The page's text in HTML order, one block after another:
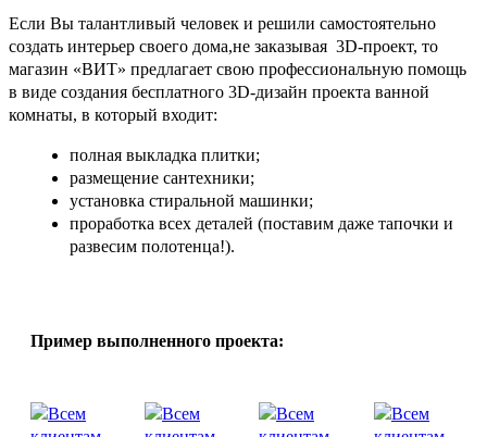
Если Вы талантливый человек и решили самостоятельно
создать интерьер своего дома,не заказывая 3D-проект, то
магазин «ВИТ» предлагает свою профессиональную помощь
в виде создания бесплатного 3D-дизайн проекта ванной
комнаты, в который входит:
полная выкладка плитки;
размещение сантехники;
установка стиральной машинки;
проработка всех деталей (поставим даже тапочки и
развесим полотенца!).
Пример выполненного проекта: